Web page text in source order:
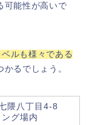
可能性が高いで
ルも様々である
るでしょう。
隈八丁目4-8
グ場内